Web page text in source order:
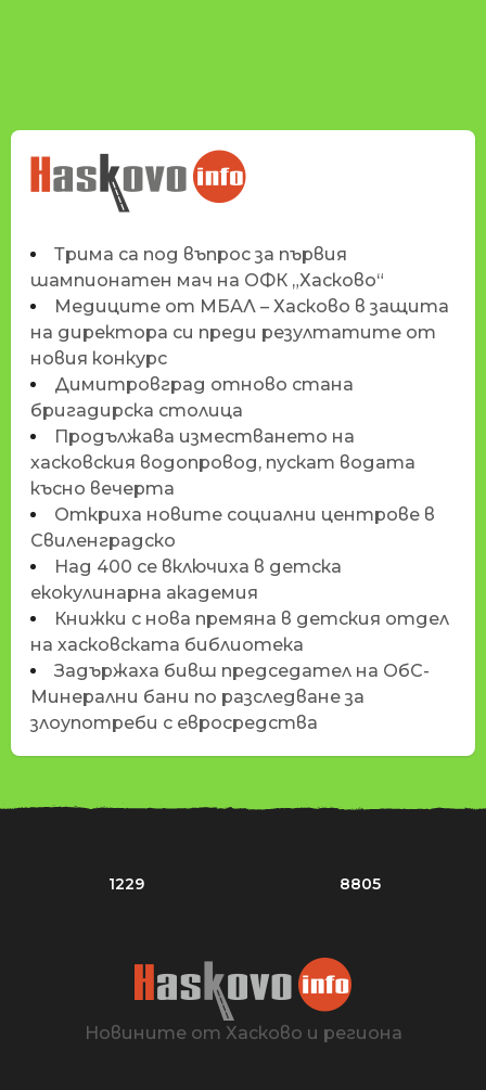
НОВИНИТЕ НА
HASKOVO.INFO
Трима са под въпрос за първия
шампионатен мач на ОФК „Хасково“
Медиците от МБАЛ – Хасково в защита
на директора си преди резултатите от
новия конкурс
Димитровград отново стана
бригадирска столица
Продължава изместването на
хасковския водопровод, пускат водата
късно вечерта
Откриха новите социални центрове в
Свиленградско
Над 400 се включиха в детска
екокулинарна академия
Книжки с нова премяна в детския отдел
на хасковската библиотека
Задържаха бивш председател на ОбС-
Минерални бани по разследване за
злоупотреби с евросредства
1229 8805
Новините от Хасково и региона